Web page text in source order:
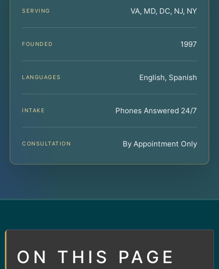
SERVING VA, MD, DC, NJ, NY
FOUNDED 1997
LANGUAGES English, Spanish
INTAKE Phones Answered 24/7
CONSULTATION By Appointment Only
ON THIS PAGE